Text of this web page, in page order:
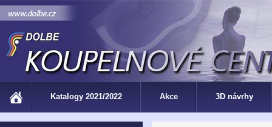
Katalogy 2021/2022 Akce 3D návrhy